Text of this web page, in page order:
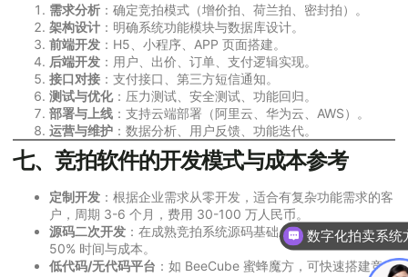
需求分析 ：确定竞拍模式（增价拍、荷兰拍、密封拍）。
架构设计 ：明确系统功能模块与数据库设计。
前端开发 ：H5、小程序、APP 页面搭建。
后端开发 ：用户、出价、订单、支付逻辑实现。
接口对接 ：支付接口、第三方短信通知。
测试与优化：压力测试、安全测试、功能回归。
部署与上线 ：支持云端部署（阿里云、华为云、AWS）。
运营与维护 ：数据分析、用户反馈、功能迭代。
七、竞拍软件的开发模式与成本参考
定制开发 ：根据企业需求从零开发，适合有复杂功能需求的客
户，周期 3-6 个月，费用 30-100 万人民币。
源码二次开发 ：在成熟竞拍系统源码基础上二次开发，节省
50% 时间与成本。
低代码/无代码平台 ：如 BeeCube 蜜蜂魔方，可快速搭建竞
数字化拍卖系统